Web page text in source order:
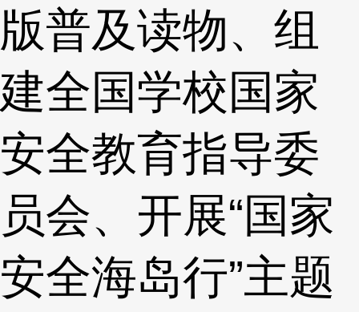
版普及读物、组
建全国学校国家
安全教育指导委
员会、开展“国家
安全海岛行”主题